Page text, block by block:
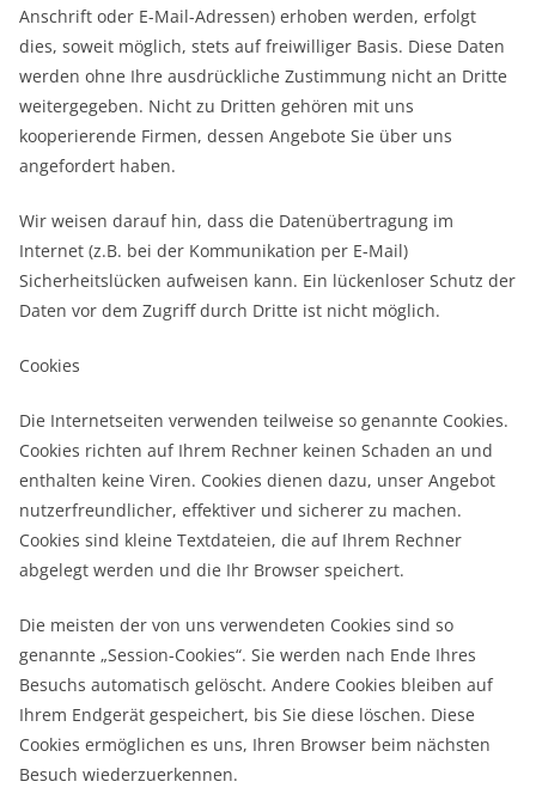
Anschrift oder E-Mail-Adressen) erhoben werden, erfolgt
dies, soweit möglich, stets auf freiwilliger Basis. Diese Daten
werden ohne Ihre ausdrückliche Zustimmung nicht an Dritte
weitergegeben. Nicht zu Dritten gehören mit uns
kooperierende Firmen, dessen Angebote Sie über uns
angefordert haben.
Wir weisen darauf hin, dass die Datenübertragung im
Internet (z.B. bei der Kommunikation per E-Mail)
Sicherheitslücken aufweisen kann. Ein lückenloser Schutz der
Daten vor dem Zugriff durch Dritte ist nicht möglich.
Cookies
Die Internetseiten verwenden teilweise so genannte Cookies.
Cookies richten auf Ihrem Rechner keinen Schaden an und
enthalten keine Viren. Cookies dienen dazu, unser Angebot
nutzerfreundlicher, effektiver und sicherer zu machen.
Cookies sind kleine Textdateien, die auf Ihrem Rechner
abgelegt werden und die Ihr Browser speichert.
Die meisten der von uns verwendeten Cookies sind so
genannte „Session-Cookies“. Sie werden nach Ende Ihres
Besuchs automatisch gelöscht. Andere Cookies bleiben auf
Ihrem Endgerät gespeichert, bis Sie diese löschen. Diese
Cookies ermöglichen es uns, Ihren Browser beim nächsten
Besuch wiederzuerkennen.